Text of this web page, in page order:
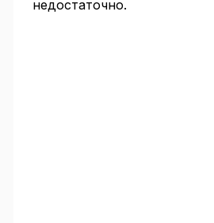
недостаточно.